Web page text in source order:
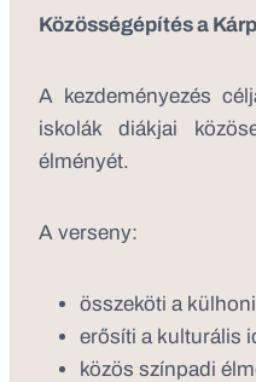
Közösségépítés a
A kezdeményezés
iskolák diákjai
élményét.
A verseny:
összeköti a
erősíti a kulturális
közös színpadi